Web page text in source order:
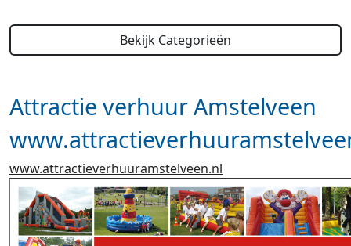
Bekijk Categorieën
Attractie verhuur Amstelveen
www.attractieverhuuramstelveen.nl